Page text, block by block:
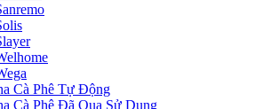
Cà Phê Tự Động
Cà Phê Đã Qua Sử Dụng